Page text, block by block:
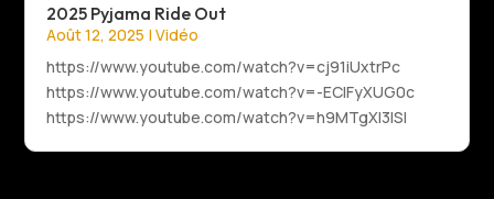
2025 Pyjama Ride Out
Août 12, 2025 |Vidéo
https://www.youtube.com/watch?v=cj91iUxtrPc
https://www.youtube.com/watch?v=-EClFyXUG0c
https://www.youtube.com/watch?v=h9MTgXl3lSI